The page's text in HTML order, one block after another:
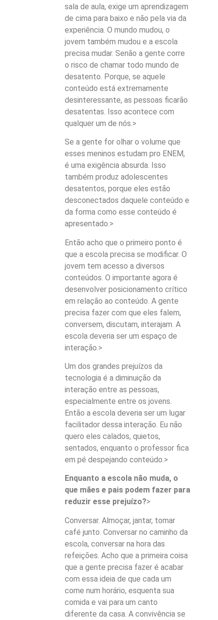
sala de aula, exige um aprendizagem
de cima para baixo e não pela via da
experiência. O mundo mudou, o
jovem também mudou e a escola
precisa mudar. Senão a gente corre
o risco de chamar todo mundo de
desatento. Porque, se aquele
conteúdo está extremamente
desinteressante, as pessoas ficarão
desatentas. Isso acontece com
qualquer um de nós.>
Se a gente for olhar o volume que
esses meninos estudam pro ENEM,
é uma exigência absurda. Isso
também produz adolescentes
desatentos, porque eles estão
desconectados daquele conteúdo e
da forma como esse conteúdo é
apresentado.>
Então acho que o primeiro ponto é
que a escola precisa se modificar. O
jovem tem acesso a diversos
conteúdos. O importante agora é
desenvolver posicionamento crítico
em relação ao conteúdo. A gente
precisa fazer com que eles falem,
conversem, discutam, interajam. A
escola deveria ser um espaço de
interação.>
Um dos grandes prejuízos da
tecnologia é a diminuição da
interação entre as pessoas,
especialmente entre os jovens.
Então a escola deveria ser um lugar
facilitador dessa interação. Eu não
quero eles calados, quietos,
sentados, enquanto o professor fica
em pé despejando conteúdo.>
Enquanto a escola não muda, o
que mães e pais podem fazer para
reduzir esse prejuízo?>
Conversar. Almoçar, jantar, tomar
café junto. Conversar no caminho da
escola, conversar na hora das
refeições. Acho que a primeira coisa
que a gente precisa fazer é acabar
com essa ideia de que cada um
come num horário, esquenta sua
comida e vai para um canto
diferente da casa. A convivência se